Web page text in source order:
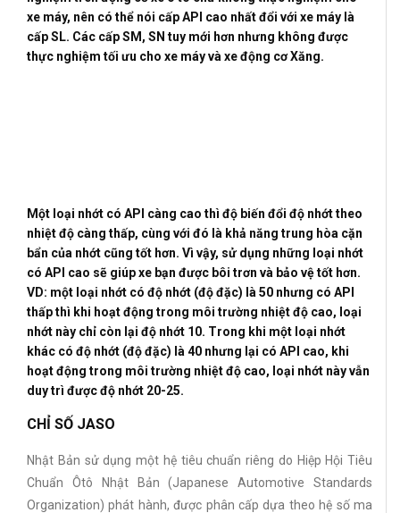
xe máy, nên có thể nói cấp API cao nhất đổi với xe máy là
cấp SL. Các cấp SM, SN tuy mới hơn nhưng không được
thực nghiệm tối ưu cho xe máy và xe động cơ Xăng.
Một loại nhớt có API càng cao thì độ biến đổi độ nhớt theo
nhiệt độ càng thấp, cùng với đó là khả năng trung hòa cặn
bẩn của nhớt cũng tốt hơn. Vì vậy, sử dụng những loại nhớt
có API cao sẽ giúp xe bạn được bôi trơn và bảo vệ tốt hơn.
VD: một loại nhớt có độ nhớt (độ đặc) là 50 nhưng có API
thấp thì khi hoạt động trong môi trường nhiệt độ cao, loại
nhớt này chỉ còn lại độ nhớt 10. Trong khi một loại nhớt
khác có độ nhớt (độ đặc) là 40 nhưng lại có API cao, khi
hoạt động trong môi trường nhiệt độ cao, loại nhớt này vẫn
duy trì được độ nhớt 20-25.
CHỈ SỐ JASO
Nhật Bản sử dụng một hệ tiêu chuẩn riêng do Hiệp Hội Tiêu
Chuẩn Ôtô Nhật Bản (Japanese Automotive Standards
Organization) phát hành, được phân cấp dựa theo hệ số ma